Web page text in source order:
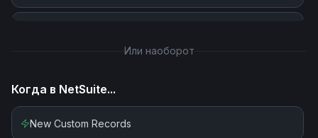
Execute SuiteQL Query
Или наоборот
Когда в NetSuite...
New Custom Records